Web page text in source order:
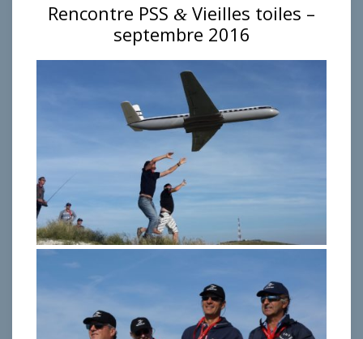
Rencontre PSS & Vieilles toiles –
septembre 2016